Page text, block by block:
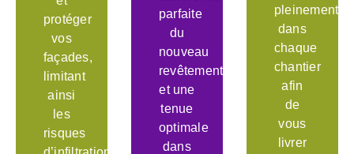
protéger
vos
façades,
limitant
ainsi
les
risques
parfaite
du
nouveau
revêtement
et une
tenue
optimale
dans
pleinement
dans
chaque
chantier
afin
de
vous
livrer